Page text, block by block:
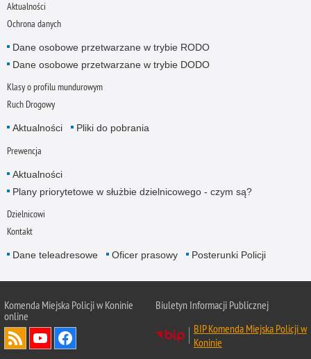
Aktualności
Ochrona danych
Dane osobowe przetwarzane w trybie RODO
Dane osobowe przetwarzane w trybie DODO
Klasy o profilu mundurowym
Ruch Drogowy
Aktualności Pliki do pobrania
Prewencja
Aktualności
Plany priorytetowe w służbie dzielnicowego - czym są?
Dzielnicowi
Kontakt
Dane teleadresowe Oficer prasowy Posterunki Policji
Komenda Miejska Policji w Koninie
online
Biuletyn Informacji Publicznej
BIP Komenda Miejska Policji w
Koninie